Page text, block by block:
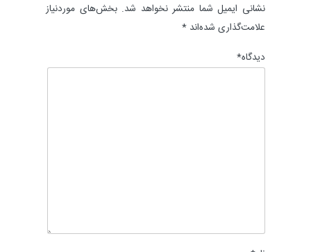
نشانی ایمیل شما منتشر نخواهد شد. بخش‌های موردنیاز
علامت‌گذاری شده‌اند*
دیدگاه*